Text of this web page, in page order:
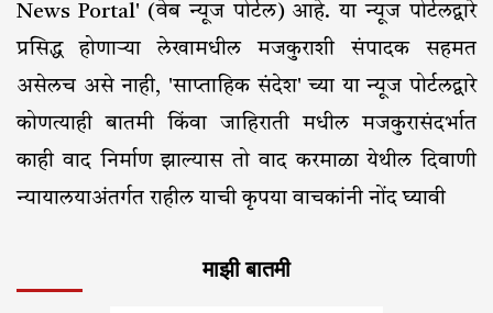
News Portal' (वेब न्यूज पोर्टल) आहे. या न्यूज पोर्टलद्वारे
प्रसिद्ध होणाऱ्या लेखामधील मजकुराशी संपादक सहमत
असेलच असे नाही, 'साप्ताहिक संदेश' च्या या न्यूज पोर्टलद्वारे
कोणत्याही बातमी किंवा जाहिराती मधील मजकुरासंदर्भात
काही वाद निर्माण झाल्यास तो वाद करमाळा येथील दिवाणी
न्यायालयाअंतर्गत राहील याची कृपया वाचकांनी नोंद घ्यावी
माझी बातमी